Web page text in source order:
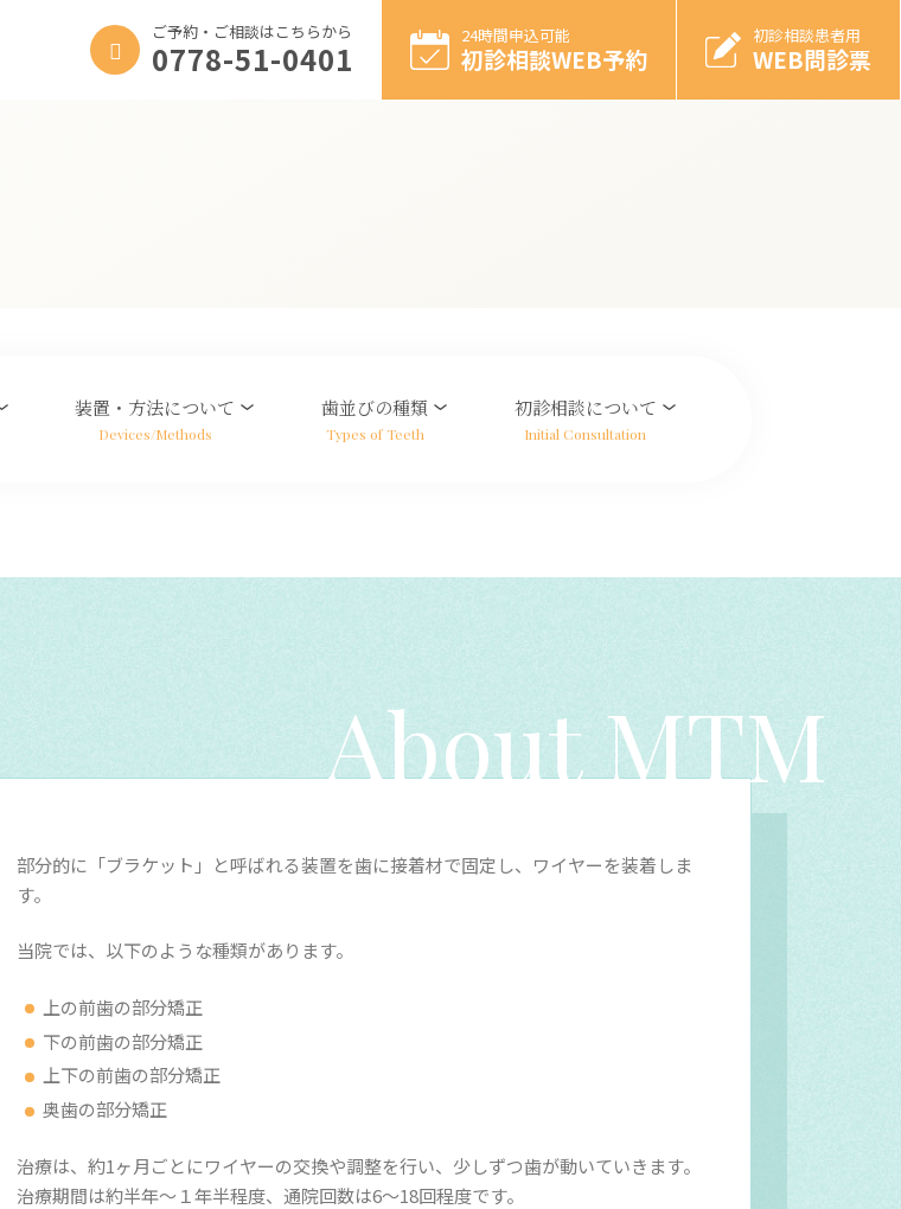
ご予約・ご相談はこちらから
0778-51-0401
24時間申込可能
初診相談WEB予約
初診相談患者用
WEB問診票
装置・方法について
Devices/Methods
歯並びの種類
Types of Teeth
初診相談について
Initial Consultation
About MTM
部分的に「ブラケット」と呼ばれる装置を歯に接着材で固定し、ワイヤーを装着しま
す。
当院では、以下のような種類があります。
上の前歯の部分矯正
下の前歯の部分矯正
上下の前歯の部分矯正
奥歯の部分矯正
治療は、約1ヶ月ごとにワイヤーの交換や調整を行い、少しずつ歯が動いていきます。
治療期間は約半年～１年半程度、通院回数は6～18回程度です。